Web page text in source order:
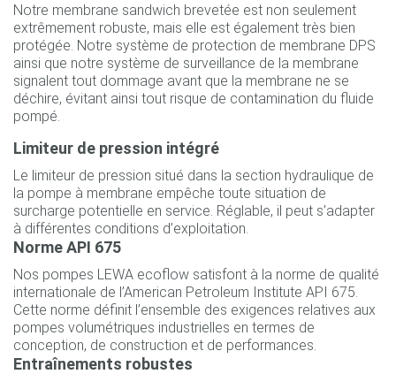
Notre membrane sandwich brevetée est non seulement
extrêmement robuste, mais elle est également très bien
protégée. Notre système de protection de membrane DPS
ainsi que notre système de surveillance de la membrane
signalent tout dommage avant que la membrane ne se
déchire, évitant ainsi tout risque de contamination du fluide
pompé.
Limiteur de pression intégré
Le limiteur de pression situé dans la section hydraulique de
la pompe à membrane empêche toute situation de
surcharge potentielle en service. Réglable, il peut s’adapter
à différentes conditions d’exploitation.
Norme API 675
Nos pompes LEWA ecoflow satisfont à la norme de qualité
internationale de l’American Petroleum Institute API 675.
Cette norme définit l’ensemble des exigences relatives aux
pompes volumétriques industrielles en termes de
conception, de construction et de performances.
Entraînements robustes